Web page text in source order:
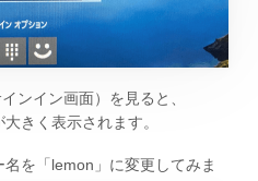
ンイン画面）を見ると、
きく表示されます。
を「lemon」に変更してみま